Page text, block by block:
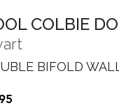
COLBIE
BIFOLD